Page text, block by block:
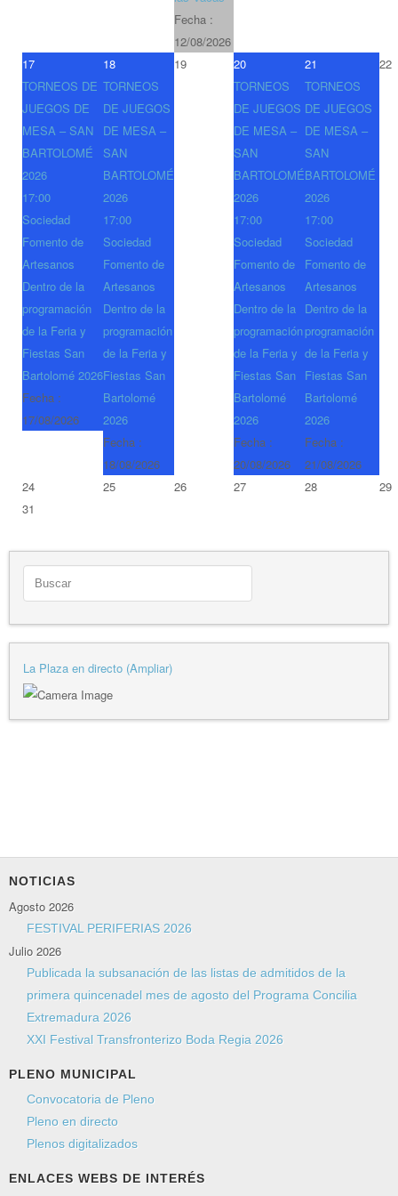
Fecha :
12/08/2026
17
TORNEOS DE
JUEGOS DE
MESA – SAN
BARTOLOMÉ
2026
17:00
Sociedad
Fomento de
Artesanos
Dentro de la
programación
de la Feria y
Fiestas San
Bartolomé 2026
Fecha :
17/08/2026
18
TORNEOS
DE JUEGOS
DE MESA –
SAN
BARTOLOMÉ
2026
17:00
Sociedad
Fomento de
Artesanos
Dentro de la
programación
de la Feria y
Fiestas San
Bartolomé
2026
Fecha :
18/08/2026
19
20
TORNEOS
DE JUEGOS
DE MESA –
SAN
BARTOLOMÉ
2026
17:00
Sociedad
Fomento de
Artesanos
Dentro de la
programación
de la Feria y
Fiestas San
Bartolomé
2026
Fecha :
20/08/2026
21
TORNEOS
DE JUEGOS
DE MESA –
SAN
BARTOLOMÉ
2026
17:00
Sociedad
Fomento de
Artesanos
Dentro de la
programación
de la Feria y
Fiestas San
Bartolomé
2026
Fecha :
21/08/2026
22
24 25 26 27 28
29
31
La Plaza en directo (Ampliar)
NOTICIAS
Agosto 2026
FESTIVAL PERIFERIAS 2026
Julio 2026
Publicada la subsanación de las listas de admitidos de la
primera quincenadel mes de agosto del Programa Concilia
Extremadura 2026
XXI Festival Transfronterizo Boda Regia 2026
PLENO MUNICIPAL
Convocatoria de Pleno
Pleno en directo
Plenos digitalizados
ENLACES WEBS DE INTERÉS